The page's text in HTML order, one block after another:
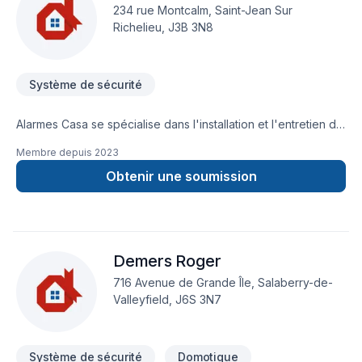
centré sur vos besoins et vos aspirations.
234 rue Montcalm, Saint-Jean Sur
Richelieu, J3B 3N8
Système de sécurité
Alarmes Casa se spécialise dans l'installation et l'entretien de
produits d'alarmes intrusion ainsi que des service de
télésurveillance par caméra et bien plus encore!
Membre depuis 2023
Obtenir une soumission
Demers Roger
716 Avenue de Grande Île, Salaberry-de-
Valleyfield, J6S 3N7
Système de sécurité Domotique